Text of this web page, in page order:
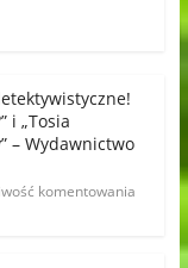
i „Tosia
– Wydawnictwo
komentowania